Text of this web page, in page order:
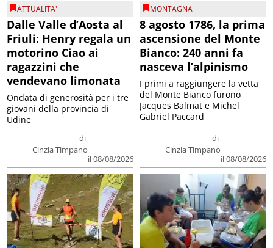
ATTUALITA'
Dalle Valle d’Aosta al
Friuli: Henry regala un
motorino Ciao ai
ragazzini che
vendevano limonata
di
Cinzia Timpano
il 08/08/2026
Ondata di generosità per i tre
giovani della provincia di
Udine
MONTAGNA
8 agosto 1786, la prima
ascensione del Monte
Bianco: 240 anni fa
nasceva l’alpinismo
di
Cinzia Timpano
il 08/08/2026
I primi a raggiungere la vetta
del Monte Bianco furono
Jacques Balmat e Michel
Gabriel Paccard